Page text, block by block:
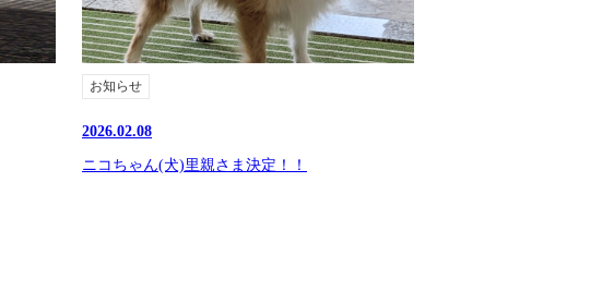
お知らせ
2026.02.08
ニコちゃん(犬)里親さま決定！！